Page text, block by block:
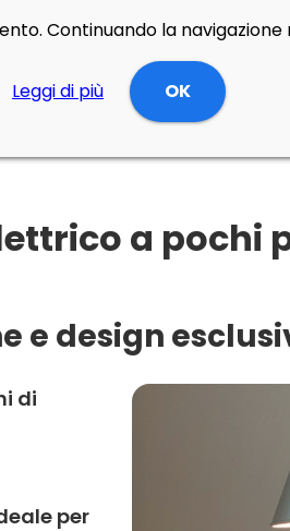
a pochi
design
di
per
Continuando la
Leggi di più OK